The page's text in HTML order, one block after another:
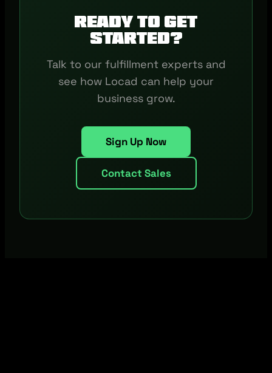
Ready to get
started?
Talk to our fulfillment experts and
see how Locad can help your
business grow.
Sign Up Now
Contact Sales